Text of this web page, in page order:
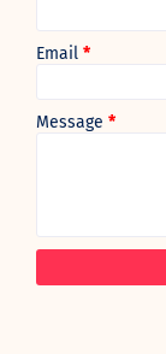
Email *
Message *